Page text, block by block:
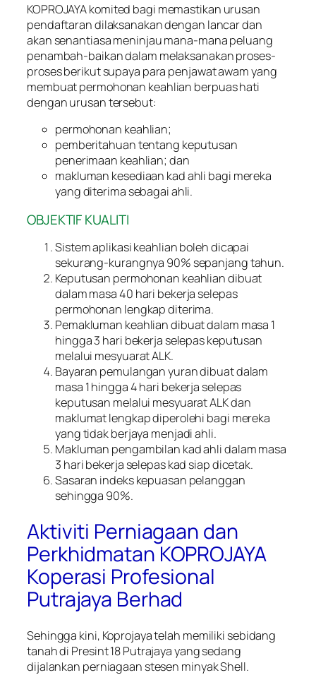
KOPROJAYA komited bagi memastikan urusan
pendaftaran dilaksanakan dengan lancar dan
akan senantiasa meninjau mana-mana peluang
penambah-baikan dalam melaksanakan proses-
proses berikut supaya para penjawat awam yang
membuat permohonan keahlian berpuas hati
dengan urusan tersebut:
permohonan keahlian;
pemberitahuan tentang keputusan
penerimaan keahlian; dan
makluman kesediaan kad ahli bagi mereka
yang diterima sebagai ahli.
OBJEKTIF KUALITI
Sistem aplikasi keahlian boleh dicapai
sekurang-kurangnya 90% sepanjang tahun.
Keputusan permohonan keahlian dibuat
dalam masa 40 hari bekerja selepas
permohonan lengkap diterima.
Pemakluman keahlian dibuat dalam masa 1
hingga 3 hari bekerja selepas keputusan
melalui mesyuarat ALK.
Bayaran pemulangan yuran dibuat dalam
masa 1 hingga 4 hari bekerja selepas
keputusan melalui mesyuarat ALK dan
maklumat lengkap diperolehi bagi mereka
yang tidak berjaya menjadi ahli.
Makluman pengambilan kad ahli dalam masa
3 hari bekerja selepas kad siap dicetak.
Sasaran indeks kepuasan pelanggan
sehingga 90%.
Aktiviti Perniagaan dan
Perkhidmatan KOPROJAYA
Koperasi Profesional
Putrajaya Berhad
Sehingga kini, Koprojaya telah memiliki sebidang
tanah di Presint 18 Putrajaya yang sedang
dijalankan perniagaan stesen minyak Shell.